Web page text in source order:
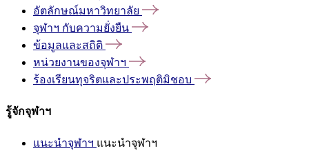
อัตลักษณ์มหาวิทยาลัย
จุฬาฯ กับความยั่งยืน
ข้อมูลและสถิติ
หน่วยงานของจุฬาฯ
ร้องเรียนทุจริตและประพฤติมิชอบ
รู้จักจุฬาฯ
แนะนำจุฬาฯ แนะนำจุฬาฯ